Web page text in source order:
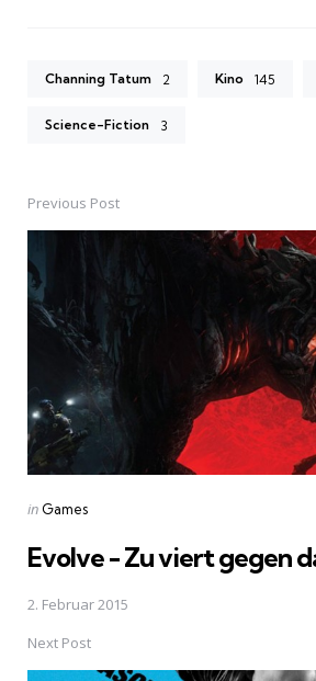
Channing Tatum 2 Kino 145
Science-Fiction 3
Post
navigation
Previous Post
Posted
in Games
Evolve - Zu viert gegen
2. Februar 2015
Next Post